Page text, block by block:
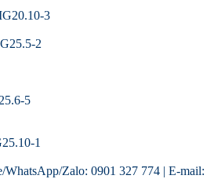
3
2
5
1
Zalo: 0901 327 774 | E-mail: